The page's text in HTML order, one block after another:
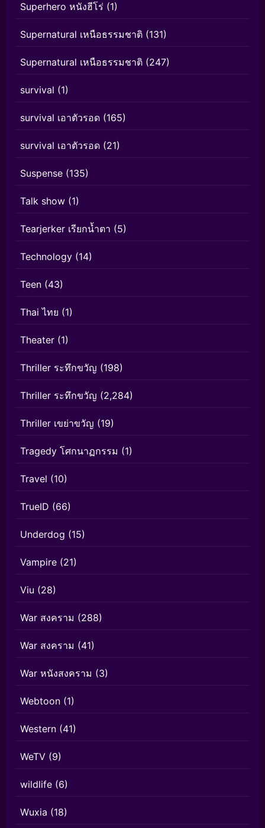
Superhero หนังฮีโร่ (1)
Supernatural เหนือธรรมชาติ (131)
Supernatural เหนือธรรมชาติ (247)
survival (1)
survival เอาตัวรอด (165)
survival เอาตัวรอด (21)
Suspense (135)
Talk show (1)
Tearjerker เรียกน้ำตา (5)
Technology (14)
Teen (43)
Thai ไทย (1)
Theater (1)
Thriller ระทึกขวัญ (198)
Thriller ระทึกขวัญ (2,284)
Thriller เขย่าขวัญ (19)
Tragedy โศกนาฏกรรม (1)
Travel (10)
TrueID (66)
Underdog (15)
Vampire (21)
Viu (28)
War สงคราม (288)
War สงคราม (41)
War หนังสงคราม (3)
Webtoon (1)
Western (41)
WeTV (9)
wildlife (6)
Wuxia (18)